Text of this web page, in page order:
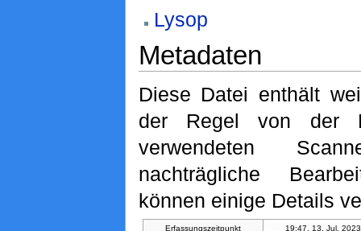
Lysop
Metadaten
Diese Datei enthält
der Regel von der
verwendeten
nachträgliche
können einige Details
Erfassungszeitpunkt
19:47, 13. Jul. 2023